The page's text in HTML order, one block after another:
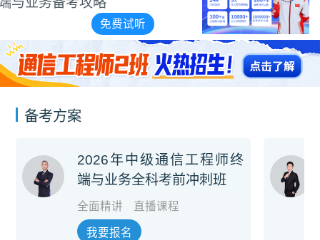
免费试听
备考方案
2026年中级通信工程师终
端与业务全科考前冲刺班
全面精讲 直播课程
我要报名